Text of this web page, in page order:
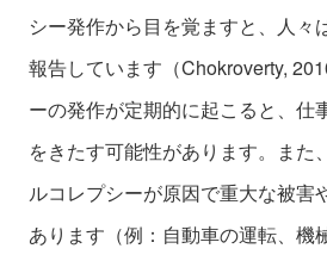
シー発作から目を覚ますと、人々
報告しています（Chokroverty,
ーの発作が定期的に起こると、仕
をきたす可能性があります。また
ルコレプシーが原因で重大な被害
あります（例：自動車の運転、機